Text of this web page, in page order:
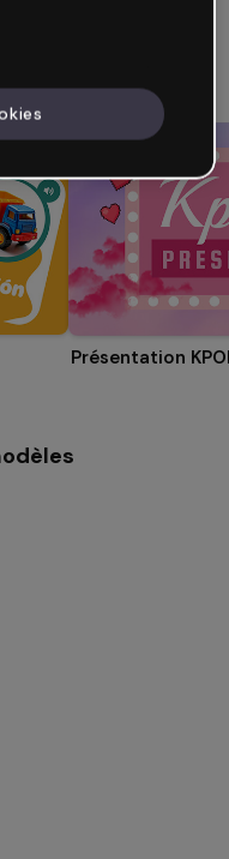
Présentation